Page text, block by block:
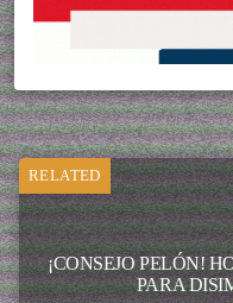
RELATED
¡CONSEJO PELÓN!
PARA